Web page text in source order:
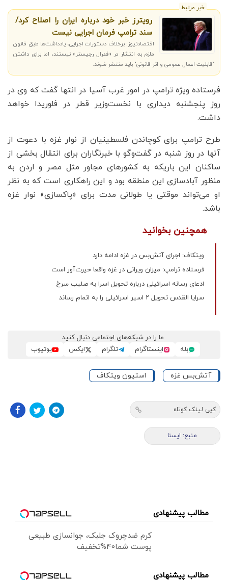
خبر مرتبط
رویترز خبر خود درباره ایران را اصلاح کرد/
سند ترامپ فرمان اجرایی نیست
اقتصادنیوز: برخلاف دستورات اجرایی، یادداشت‌ها طبق قانون
ملزم به انتشار در «فدرال رجیستر» نیستند، اما برای داشتن
"قابلیت اعمال عمومی و اثر قانونی" باید منتشر شوند.
فرستاده ویژه ترامپ در امور غرب آسیا در انتها گفت که وی در
روز پنجشنبه دیداری با نخست‌وزیر قطر در فلوریدا خواهد
داشت.
طرح ترامپ برای کوچاندن فلسطینیان از نوار غزه با دعوت از
آنها در روز شنبه در گفت‌وگو با خبرنگاران برای انتقال بخشی از
ساکنان این باریکه به کشورهای مجاور مثل مصر و اردن به
منظور آبادسازی این منطقه بود و این راهکاری است که به نظر
او می‌تواند موقتی یا طولانی مدت برای «پاکسازی» نوار غزه
باشد.
همچنین بخوانید
ویتکاف: اجرای آتش‌بس در غزه ادامه دارد
فرستاده ترامپ: میزان ویرانی در غزه واقعا حیرت‌آور است
ادعای رسانه اسرائیلی درباره تحویل اسرا به صلیب سرخ
سرایا القدس تحویل ۲ اسیر اسرائیلی را به اتمام رساند
ما را در شبکه‌های اجتماعی دنبال کنید
بله
اینستاگرام تلگرام ایکس یوتیوب
آتش‌بس غزه استیون ویتکاف
کپی لینک کوتاه
منبع: ايسنا
مطالب پیشنهادی
کرم ضدچروک جلبک، جوانسازی طبیعی
پوست شما40%تخفیف
مطالب پیشنهادی